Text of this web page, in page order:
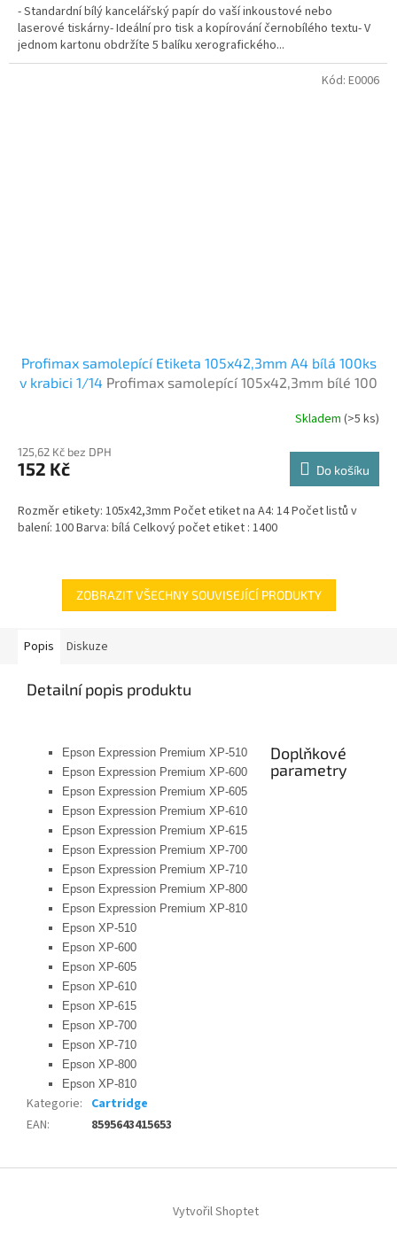
- Standardní bílý kancelářský papír do vaší inkoustové nebo
laserové tiskárny- Ideální pro tisk a kopírování černobílého textu- V
jednom kartonu obdržíte 5 balíku xerografického...
Profimax samolepící Etiketa 105x42,3mm A4 bílá 100ks
v krabici 1/14 Profimax samolepící 105x42,3mm bílé 100
Skladem (>5 ks)
125,62 Kč bez DPH
152 Kč Do košíku
Rozměr etikety: 105x42,3mm Počet etiket na A4: 14 Počet listů v
balení: 100 Barva: bílá Celkový počet etiket : 1400
Kód: E0006
ZOBRAZIT VŠECHNY SOUVISEJÍCÍ PRODUKTY
Popis Diskuze
Detailní popis produktu
Epson Expression Premium XP-510
Epson Expression Premium XP-600
Epson Expression Premium XP-605
Epson Expression Premium XP-610
Epson Expression Premium XP-615
Epson Expression Premium XP-700
Epson Expression Premium XP-710
Epson Expression Premium XP-800
Epson Expression Premium XP-810
Epson XP-510
Epson XP-600
Epson XP-605
Epson XP-610
Epson XP-615
Epson XP-700
Epson XP-710
Epson XP-800
Epson XP-810
Doplňkové
parametry
Kategorie: Cartridge
EAN: 8595643415653
Vytvořil Shoptet